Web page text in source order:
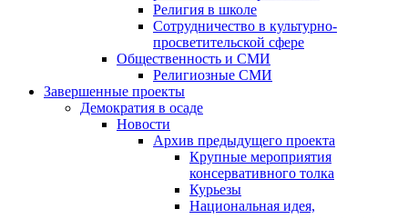
Религия в школе
Сотрудничество в культурно-
просветительской сфере
Общественность и СМИ
Религиозные СМИ
Завершенные проекты
Демократия в осаде
Новости
Архив предыдущего проекта
Крупные мероприятия
консервативного толка
Курьезы
Национальная идея,